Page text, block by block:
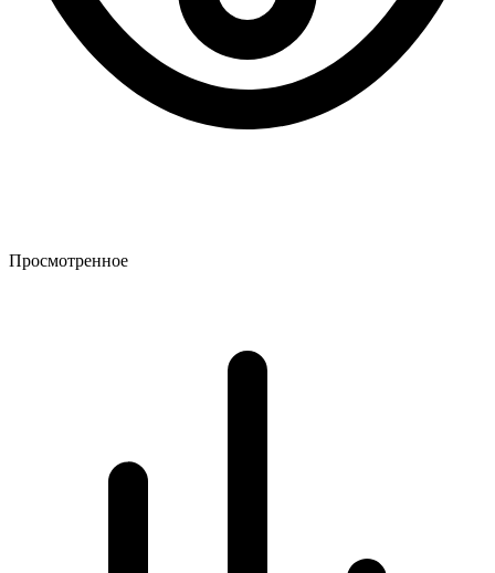
Просмотренное